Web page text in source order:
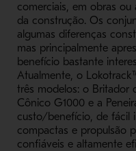
comerciais, em obras ou
da construção. Os
algumas diferenças
mas principalmente
benefício bastante
Atualmente, o
três modelos: o Britador
Cônico G1000 e a
custo/benefício, de fácil
compactas e propulsão
confiáveis e altamente